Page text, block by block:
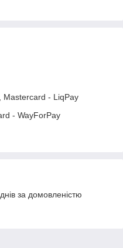
Mastercard - LiqPay
- WayForPay
за домовленістю